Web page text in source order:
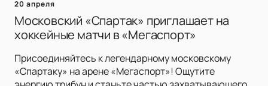
20 апреля
Московский «Спартак» приглашает на
хоккейные матчи в «Мегаспорт»
Присоединяйтесь к легендарному московскому
«Спартаку» на арене «Мегаспорт»! Ощутите